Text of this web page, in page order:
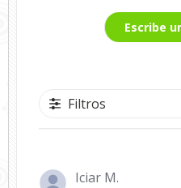
Escribe
Filtros
Iciar M.